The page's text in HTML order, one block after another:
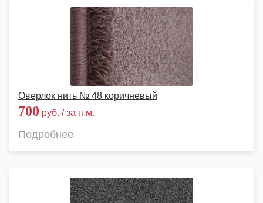
Оверлок нить № 48 коричневый
700 руб. / за п.м.
Подробнее